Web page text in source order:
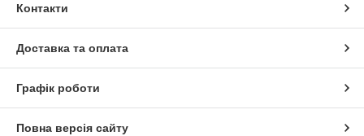
Контакти
Доставка та оплата
Графік роботи
Повна версія сайту